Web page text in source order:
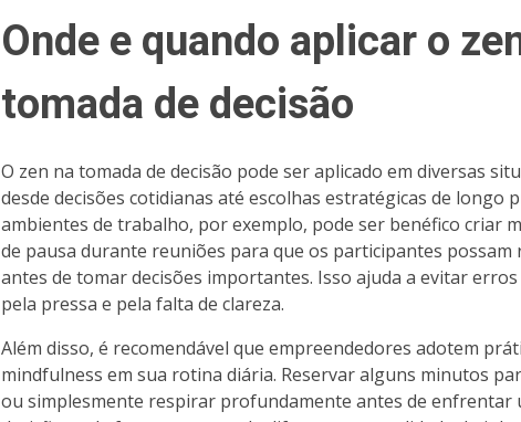
Onde e quando aplicar o
tomada de decisão
O zen na tomada de decisão pode ser aplicado em diversas
desde decisões cotidianas até escolhas estratégicas de longo
ambientes de trabalho, por exemplo, pode ser benéfico criar
de pausa durante reuniões para que os participantes possam
antes de tomar decisões importantes. Isso ajuda a evitar erros
pela pressa e pela falta de clareza.
Além disso, é recomendável que empreendedores adotem
mindfulness em sua rotina diária. Reservar alguns minutos
ou simplesmente respirar profundamente antes de enfrentar